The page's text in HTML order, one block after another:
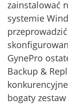
zainstalować
systemie
GynePro
Backup &
bogaty